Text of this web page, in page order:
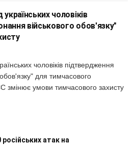
чоловіків
військового обов'язку"
чоловіків підтвердження
для тимчасового
змінює умови тимчасового захисту
атак на